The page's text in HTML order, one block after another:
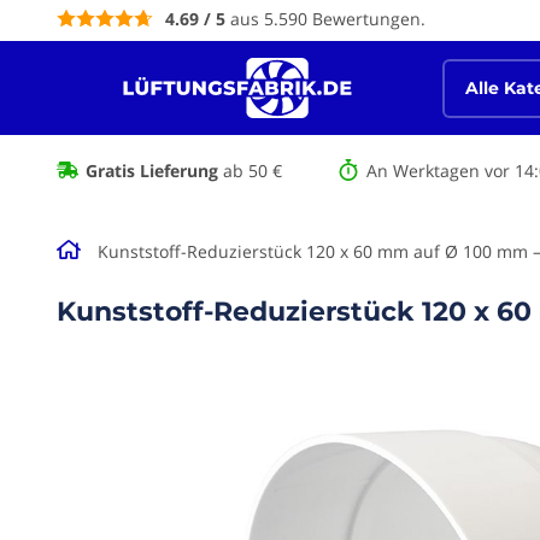
4.69 / 5 aus 5.590 Bewertungen.
Inhalt
springen
Alle
Gratis Lieferung ab 50 € An Werktagen vor
Kunststoff-Reduzierstück 120 x 60 mm auf Ø 100 mm
Kunststoff-Reduzierstück 120 x
Zum Ende